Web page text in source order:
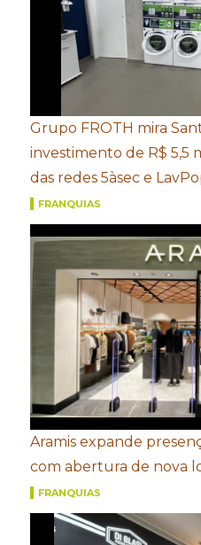
Grupo FROTH mira
investimento de R$ 5,5
das redes 5àsec e
FRANQUIAS
Aramis expande
com abertura de nova
FRANQUIAS